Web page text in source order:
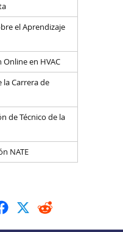
el Aprendizaje
en HVAC
la Carrera de
de Técnico de la
NATE